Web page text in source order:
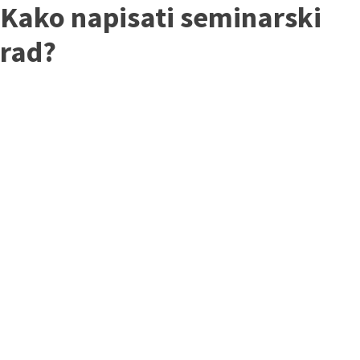
Kako napisati seminarski
rad?